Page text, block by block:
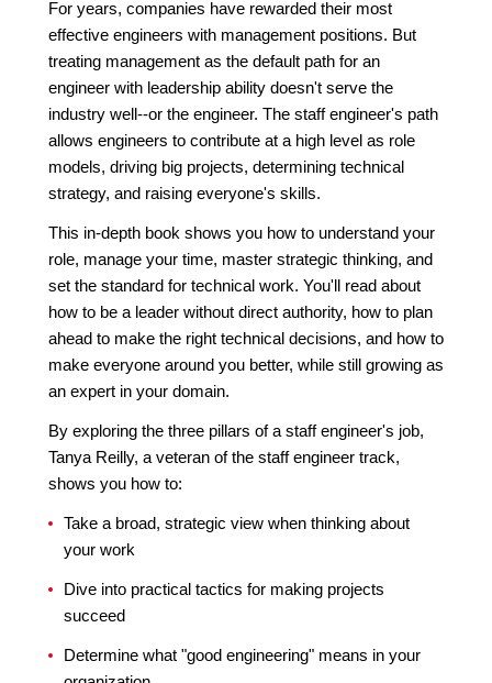
For years, companies have rewarded their most
effective engineers with management positions. But
treating management as the default path for an
engineer with leadership ability doesn't serve the
industry well--or the engineer. The staff engineer's path
allows engineers to contribute at a high level as role
models, driving big projects, determining technical
strategy, and raising everyone's skills.
This in-depth book shows you how to understand your
role, manage your time, master strategic thinking, and
set the standard for technical work. You'll read about
how to be a leader without direct authority, how to plan
ahead to make the right technical decisions, and how to
make everyone around you better, while still growing as
an expert in your domain.
By exploring the three pillars of a staff engineer's job,
Tanya Reilly, a veteran of the staff engineer track,
shows you how to:
Take a broad, strategic view when thinking about
your work
Dive into practical tactics for making projects
succeed
Determine what "good engineering" means in your